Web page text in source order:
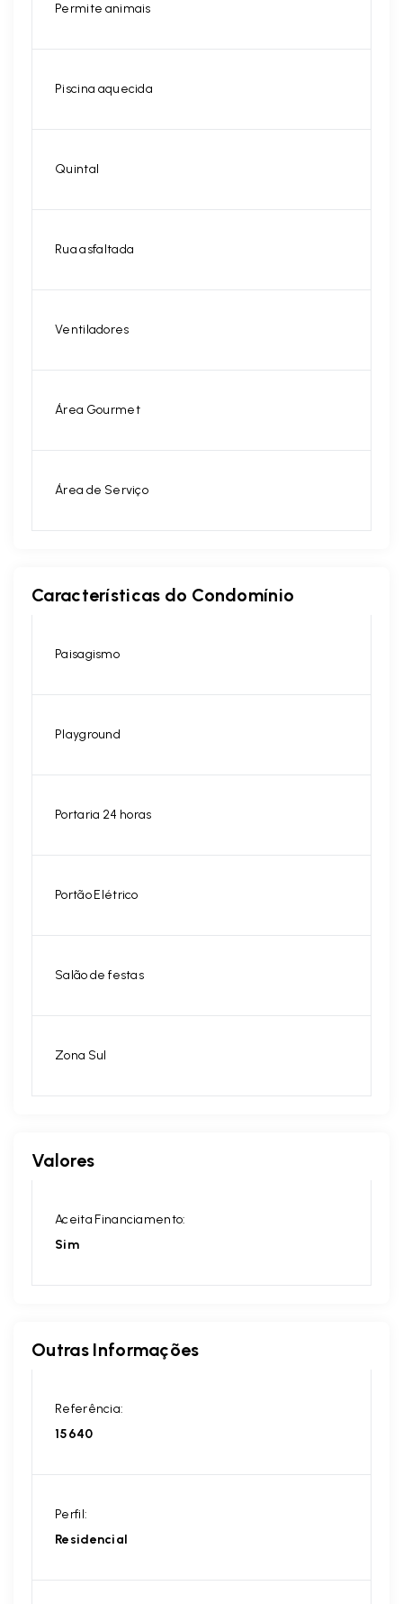
Permite animais
Piscina aquecida
Quintal
Rua asfaltada
Ventiladores
Área Gourmet
Área de Serviço
Características do Condomínio
Paisagismo
Playground
Portaria 24 horas
Portão Elétrico
Salão de festas
Zona Sul
Valores
Aceita Financiamento:
Sim
Outras Informações
Referência:
15640
Perfil:
Residencial